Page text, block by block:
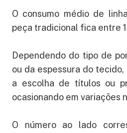
O consumo médio de
peça tradicional fica entre
Dependendo do tipo de
ou da espessura do
a escolha de títulos ou
ocasionando em variações
O número ao lado